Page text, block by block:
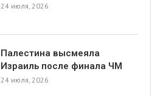
24 июля, 2026
Палестина высмеяла
Израиль после финала ЧМ
24 июля, 2026